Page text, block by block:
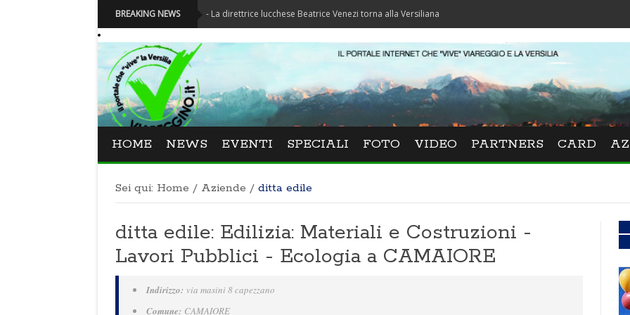
BREAKING NEWS
Festival La Versiliana - La direttrice lucchese Beatrice Venezi torna alla Versiliana
HOME NEWS EVENTI SPECIALI FOTO VIDEO PARTNERS CARD
Sei qui: Home / Aziende / ditta edile
ditta edile: Edilizia: Materiali e Costruzioni -
Lavori Pubblici - Ecologia a CAMAIORE
Indirizzo: via masini 8 capezzano
Comune: CAMAIORE